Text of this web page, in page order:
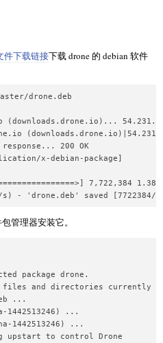
件下载链接下载 drone 的 debian 软件
drone.deb
(downloads.drone.io)...
200 OK
x-debian-package]
7,722,384
管理器安装它。
package drone.
files and directories currently
...
1442513246) ...
1442513246) ...
upstart to control Drone